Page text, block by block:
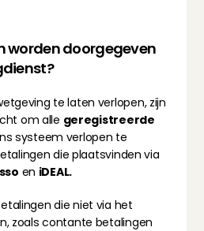
worden doorgegeven
te laten verlopen, zijn
om alle geregistreerde
systeem verlopen te
en iDEAL.
die niet via het
zoals contante betalingen